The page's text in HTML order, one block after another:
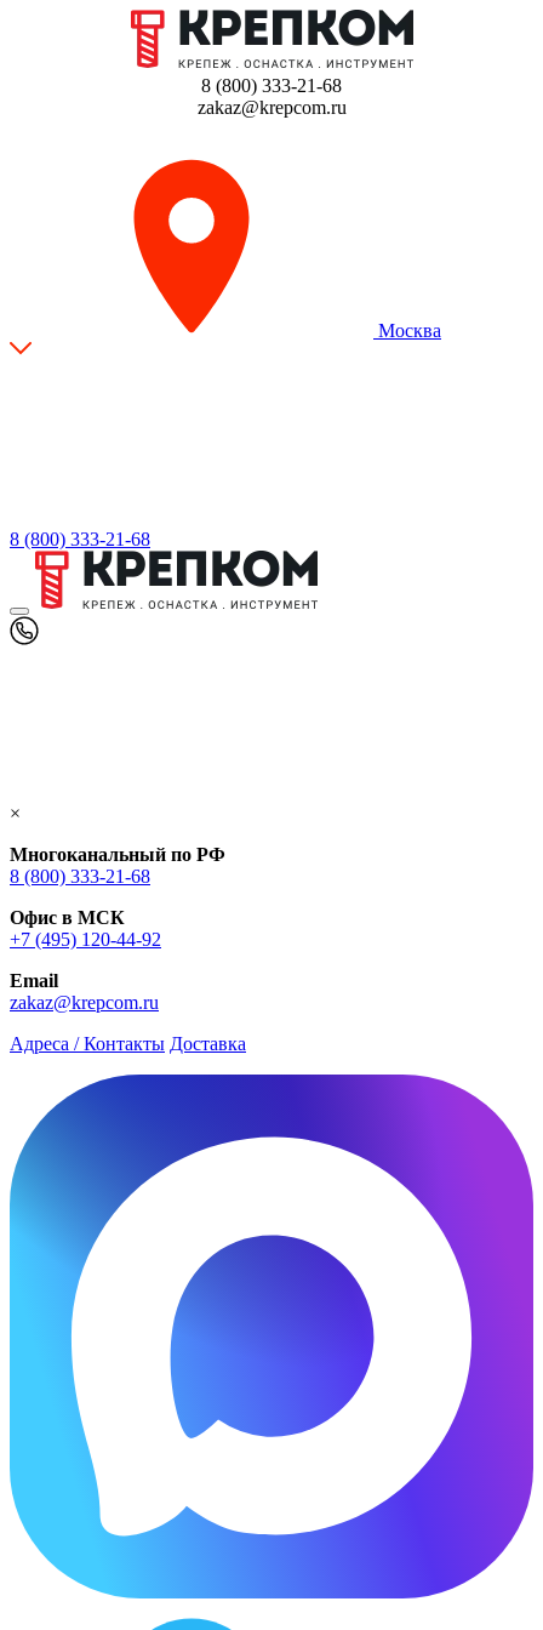
8 (800) 333-21-68
zakaz@krepcom.ru
Москва
8 (800) 333-21-68
×
Многоканальный по РФ
8 (800) 333‑21-68
Офис в МСК
+7 (495) 120-44-92
Email
zakaz@krepcom.ru
Адреса / Контакты Доставка